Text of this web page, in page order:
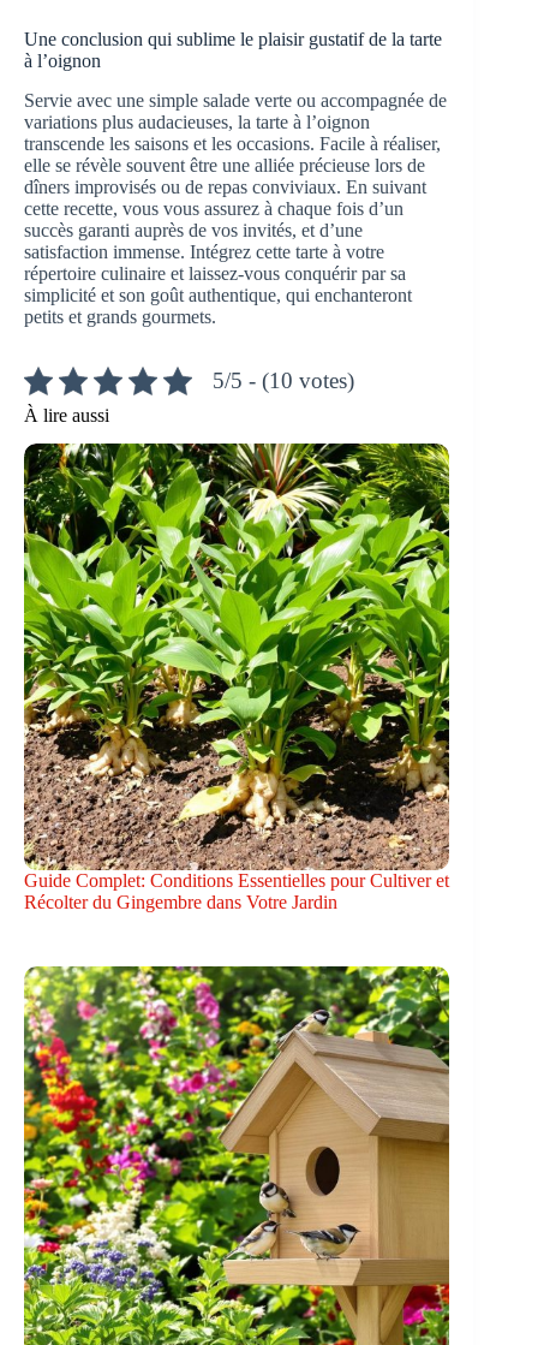
Une conclusion qui sublime le plaisir gustatif de la tarte
à l’oignon
Servie avec une simple salade verte ou accompagnée de
variations plus audacieuses, la tarte à l’oignon
transcende les saisons et les occasions. Facile à réaliser,
elle se révèle souvent être une alliée précieuse lors de
dîners improvisés ou de repas conviviaux. En suivant
cette recette, vous vous assurez à chaque fois d’un
succès garanti auprès de vos invités, et d’une
satisfaction immense. Intégrez cette tarte à votre
répertoire culinaire et laissez-vous conquérir par sa
simplicité et son goût authentique, qui enchanteront
petits et grands gourmets.
5/5 - (10 votes)
À lire aussi
Guide Complet: Conditions Essentielles pour Cultiver et
Récolter du Gingembre dans Votre Jardin